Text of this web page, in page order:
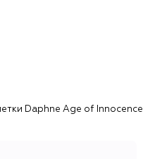
Daphne Age of Innocence